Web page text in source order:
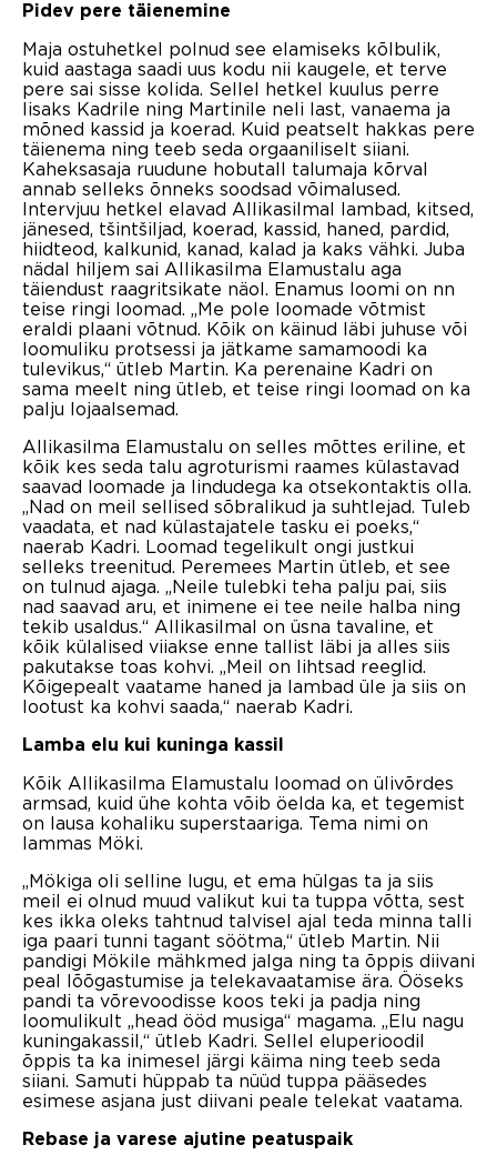
Pidev pere täienemine
Maja ostuhetkel polnud see elamiseks kõlbulik,
kuid aastaga saadi uus kodu nii kaugele, et terve
pere sai sisse kolida. Sellel hetkel kuulus perre
lisaks Kadrile ning Martinile neli last, vanaema ja
mõned kassid ja koerad. Kuid peatselt hakkas pere
täienema ning teeb seda orgaaniliselt siiani.
Kaheksasaja ruudune hobutall talumaja kõrval
annab selleks õnneks soodsad võimalused.
Intervjuu hetkel elavad Allikasilmal lambad, kitsed,
jänesed, tšintšiljad, koerad, kassid, haned, pardid,
hiidteod, kalkunid, kanad, kalad ja kaks vähki. Juba
nädal hiljem sai Allikasilma Elamustalu aga
täiendust raagritsikate näol. Enamus loomi on nn
teise ringi loomad. „Me pole loomade võtmist
eraldi plaani võtnud. Kõik on käinud läbi juhuse või
loomuliku protsessi ja jätkame samamoodi ka
tulevikus,“ ütleb Martin. Ka perenaine Kadri on
sama meelt ning ütleb, et teise ringi loomad on ka
palju lojaalsemad.
Allikasilma Elamustalu on selles mõttes eriline, et
kõik kes seda talu agroturismi raames külastavad
saavad loomade ja lindudega ka otsekontaktis olla.
„Nad on meil sellised sõbralikud ja suhtlejad. Tuleb
vaadata, et nad külastajatele tasku ei poeks,“
naerab Kadri. Loomad tegelikult ongi justkui
selleks treenitud. Peremees Martin ütleb, et see
on tulnud ajaga. „Neile tulebki teha palju pai, siis
nad saavad aru, et inimene ei tee neile halba ning
tekib usaldus.“ Allikasilmal on üsna tavaline, et
kõik külalised viiakse enne tallist läbi ja alles siis
pakutakse toas kohvi. „Meil on lihtsad reeglid.
Kõigepealt vaatame haned ja lambad üle ja siis on
lootust ka kohvi saada,“ naerab Kadri.
Lamba elu kui kuninga kassil
Kõik Allikasilma Elamustalu loomad on ülivõrdes
armsad, kuid ühe kohta võib öelda ka, et tegemist
on lausa kohaliku superstaariga. Tema nimi on
lammas Möki.
„Mökiga oli selline lugu, et ema hülgas ta ja siis
meil ei olnud muud valikut kui ta tuppa võtta, sest
kes ikka oleks tahtnud talvisel ajal teda minna talli
iga paari tunni tagant söötma,“ ütleb Martin. Nii
pandigi Mökile mähkmed jalga ning ta õppis diivani
peal lõõgastumise ja telekavaatamise ära. Ööseks
pandi ta võrevoodisse koos teki ja padja ning
loomulikult „head ööd musiga“ magama. „Elu nagu
kuningakassil,“ ütleb Kadri. Sellel eluperioodil
õppis ta ka inimesel järgi käima ning teeb seda
siiani. Samuti hüppab ta nüüd tuppa pääsedes
esimese asjana just diivani peale telekat vaatama.
Rebase ja varese ajutine peatuspaik